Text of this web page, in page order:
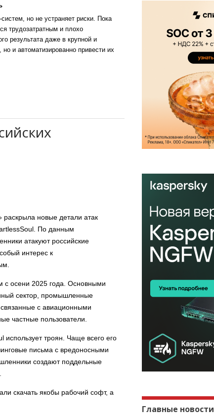
но не устраняет риски. Пока
трудозатратным и плохо
результата даже в крупной и
и автоматизированно привести их
раскрыла новые детали атак
По данным
атакуют российские
интерес к
с осени 2025 года. Основными
сектор, промышленные
с авиационными
частные пользователи.
использует троян. Чаще всего его
письма с вредоносными
создают поддельные
скачать якобы рабочий софт, а
Главные новости